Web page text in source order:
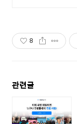
8
관련글